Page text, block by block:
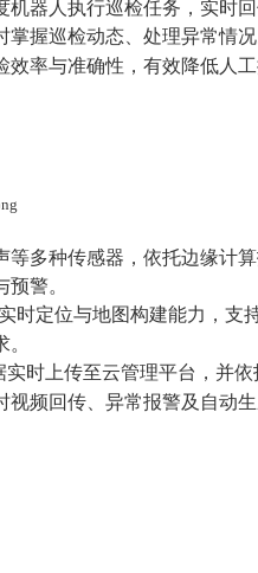
器人执行巡检任务，实时
握巡检动态、处理异常情
率与准确性，有效降低人
多种传感器，依托边缘计
警。
时定位与地图构建能力，支
时上传至云管理平台，并依
频回传、异常报警及自动